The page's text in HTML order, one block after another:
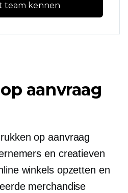
team kennen
aanvraag
op aanvraag
en creatieven
winkels opzetten en
merchandise